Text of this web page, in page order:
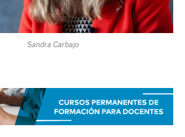
Sandra Carbajo